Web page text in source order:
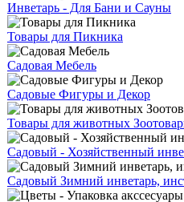
Инветарь - Для Бани и Сауны
Товары для Пикника
Садовая Мебель
Садовые Фигуры и Декор
Товары для животных
Садовый - Хозяйственный
Садовый Зимний инветарь,